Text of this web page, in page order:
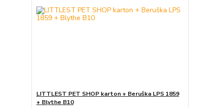
LITTLEST PET SHOP karton + Beruška LPS 1859
+ Blythe B10